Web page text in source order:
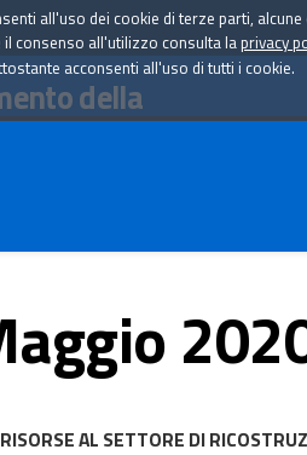
della
AL SETTORE DI
all'uso dei cookie di terze parti,
consenso all'utilizzo consulta la privacy
acconsenti all'uso di tutti i cookie.